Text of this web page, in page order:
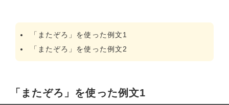
「またぞろ」を使った例文1
「またぞろ」を使った例文2
「またぞろ」を使った例文1